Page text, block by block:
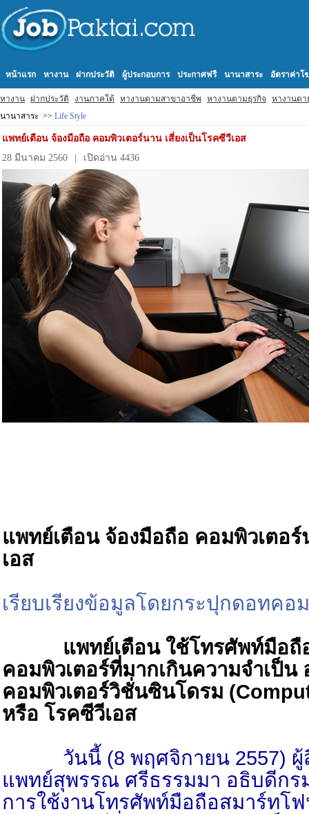
หางาน ฝากประวัติ งานภาคใต้ หางานตามสาขาอาชีพ หางานตามธุรกิจ หางานต
หน้าแรก หางาน ฝากประวัติ ผู้ประกอบการ ประกาศฟรี นานาสาระ อัตราค่า
นานาสาระ >> Life Style
แพทย์เตือน จ้องมือถือ คอมพิวเตอร์นาน เสี่ยงเป็นโรคซีวีเอส
28 มีนาคม 2560
เปิดอ่าน 4436
แพทย์เตือน จ้องมือถือ คอมพิวเตอร์
เอส
เรียบเรียงข้อมูลโดยกระปุกดอทคอม
แพทย์เตือน ใช้โทรศัพท์มือถื
คอมพิวเตอร์ที่มากเกินความจำเป็น
คอมพิวเตอร์วิชั่นซินโดรม
หรือ โรคซีวีเอส
วันนี้ (8 พฤศจิกายน 2557)
แพทย์สุพรรณ ศรีธรรมมา อธิบดีกร
การใช้งานโทรศัพท์มือถือสมาร์ทโ